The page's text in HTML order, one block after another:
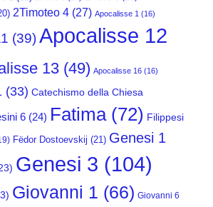
2Timoteo 4 (27) Apocalisse 1 (16)
(39)Apocalisse 12
13 (49) Apocalisse 16 (16)
(33) Catechismo della Chiesa
6 (24) Fatima(72) Filippesi
Fëdor Dostoevskij (21) Genesi 1
Genesi 3 (104)
Giovanni 1 (66) Giovanni 6